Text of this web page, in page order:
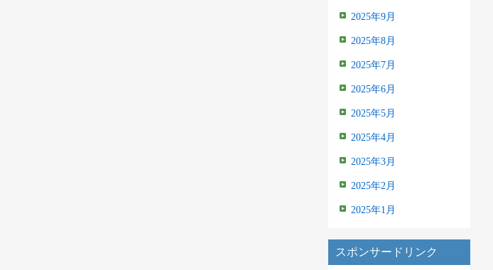
2025年9月
2025年8月
2025年7月
2025年6月
2025年5月
2025年4月
2025年3月
2025年2月
2025年1月
スポンサードリンク